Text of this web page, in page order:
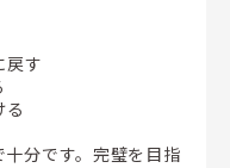
戻す
る
分です。完璧を目指